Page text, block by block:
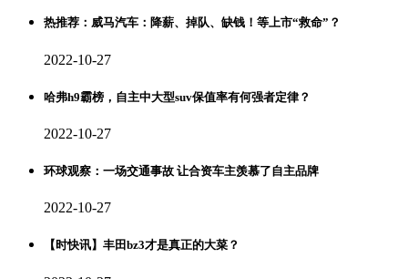
热推荐：威马汽车：降薪、掉队、缺钱！等上市“救命”？
2022-10-27
哈弗h9霸榜，自主中大型suv保值率有何强者定律？
2022-10-27
环球观察：一场交通事故 让合资车主羡慕了自主品牌
2022-10-27
【时快讯】丰田bz3才是真正的大菜？